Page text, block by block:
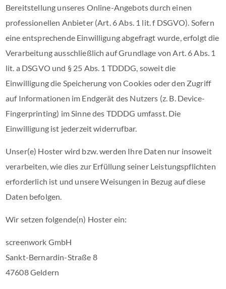
Bereitstellung unseres Online-Angebots durch einen
professionellen Anbieter (Art. 6 Abs. 1 lit. f DSGVO). Sofern
eine entsprechende Einwilligung abgefragt wurde, erfolgt die
Verarbeitung ausschließlich auf Grundlage von Art. 6 Abs. 1
lit. a DSGVO und § 25 Abs. 1 TDDDG, soweit die
Einwilligung die Speicherung von Cookies oder den Zugriff
auf Informationen im Endgerät des Nutzers (z. B. Device-
Fingerprinting) im Sinne des TDDDG umfasst. Die
Einwilligung ist jederzeit widerrufbar.
Unser(e) Hoster wird bzw. werden Ihre Daten nur insoweit
verarbeiten, wie dies zur Erfüllung seiner Leistungspflichten
erforderlich ist und unsere Weisungen in Bezug auf diese
Daten befolgen.
Wir setzen folgende(n) Hoster ein:
screenwork GmbH
Sankt-Bernardin-Straße 8
47608 Geldern